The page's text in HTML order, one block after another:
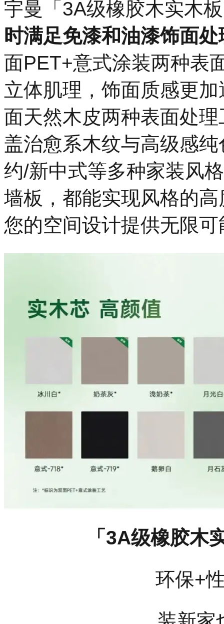
宇曼「3A级橡胶木实木
时满足免漆和油漆饰面处
面PET+意式涂装两种表
立体肌理，饰面质感更
面天然木皮两种表面处
盖治愈系木纹与高级感
约/新中式等多种家装风
墙板，都能实现风格的
您的空间设计提供无限可
「3A级橡胶木
环保+